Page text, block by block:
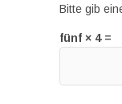
Bitte gib
fünf × 4 =